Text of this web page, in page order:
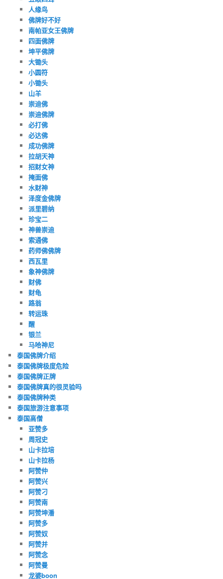
人缘鸟
佛牌好不好
南帕亚女王佛牌
四面佛牌
坤平佛牌
大锄头
小圆符
小锄头
山羊
崇迪佛
崇迪佛牌
必打佛
必达佛
成功佛牌
拉胡天神
招财女神
掩面佛
水财神
泽度金佛牌
派里碧纳
珍宝二
神兽崇迪
索通佛
药师佛佛牌
西瓦里
象神佛牌
财佛
财龟
路翁
转运珠
醒
银兰
马哈神尼
泰国佛牌介绍
泰国佛牌极度危险
泰国佛牌正牌
泰国佛牌真的很灵验吗
泰国佛牌种类
泰国旅游注意事项
泰国高僧
亚赞多
周冠史
山卡拉培
山卡拉杨
阿赞仲
阿赞兴
阿赞刁
阿赞南
阿赞坤潘
阿赞多
阿赞奴
阿赞并
阿赞念
阿赞曼
龙婆boon